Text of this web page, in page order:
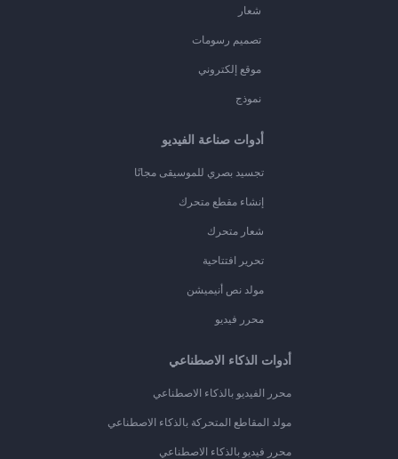
شعار
تصميم رسومات
موقع إلكتروني
نموذج
أدوات صناعة الفيديو
تجسيد بصري للموسيقى مجانًا
إنشاء مقطع متحرك
شعار متحرك
تحرير افتتاحية
مولد نص أنيميشن
محرر فيديو
أدوات الذكاء الاصطناعي
محرر الفيديو بالذكاء الاصطناعي
مولد المقاطع المتحركة بالذكاء الاصطناعي
محرر فيديو بالذكاء الاصطناعي